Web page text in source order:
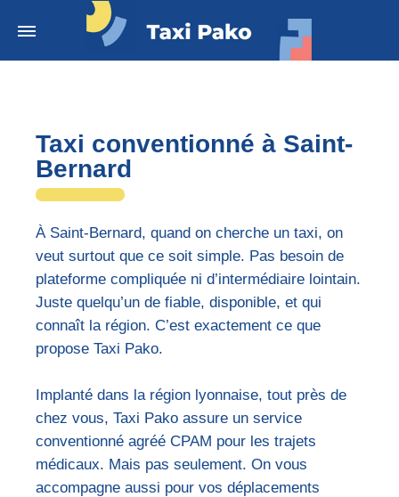
Taxi conventionné à Saint-
Bernard
À Saint-Bernard, quand on cherche un taxi, on
veut surtout que ce soit simple. Pas besoin de
plateforme compliquée ni d’intermédiaire lointain.
Juste quelqu’un de fiable, disponible, et qui
connaît la région. C’est exactement ce que
propose Taxi Pako.
Implanté dans la région lyonnaise, tout près de
chez vous, Taxi Pako assure un service
conventionné agréé CPAM pour les trajets
médicaux. Mais pas seulement. On vous
accompagne aussi pour vos déplacements